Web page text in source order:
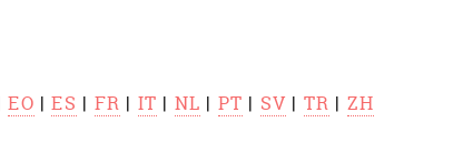
EO |ES | FR | IT | NL | PT | SV | TR | ZH